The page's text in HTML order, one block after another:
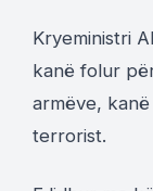
Kryeministri
kanë folur
armëve,
terrorist.